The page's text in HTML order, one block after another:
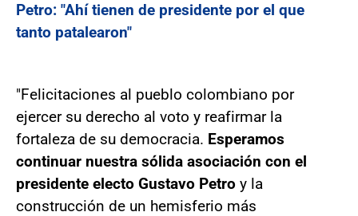
Petro: "Ahí tienen de presidente por el que
tanto patalearon"
"Felicitaciones al pueblo colombiano por
ejercer su derecho al voto y reafirmar la
fortaleza de su democracia. Esperamos
continuar nuestra sólida asociación con el
presidente electo Gustavo Petro y la
construcción de un hemisferio más